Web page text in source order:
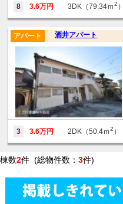
8 3.6万円 3DK（79.34ｍ2 ）
酒井アパート
アパート
3 3.6万円 2DK（50.4ｍ2 ）
棟数2件 (総物件数： 3件)